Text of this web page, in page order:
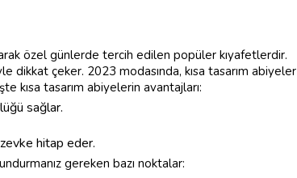
özel günlerde tercih edilen popüler kıyafetlerdir.
çeker. 2023 modasında, kısa tasarım abiyeler
kısa tasarım abiyelerin avantajları:
sağlar.
hitap eder.
gereken bazı noktalar: